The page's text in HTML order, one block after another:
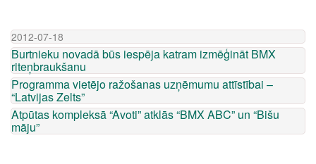
2012-07-18
Burtnieku novadā būs iespēja katram izmēģināt BMX
riteņbraukšanu
Programma vietējo ražošanas uzņēmumu attīstībai –
“Latvijas Zelts”
Atpūtas kompleksā “Avoti” atklās “BMX ABC” un “Bišu
māju”